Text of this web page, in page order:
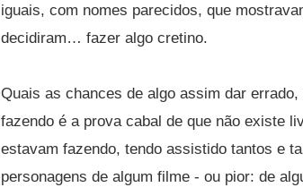
iguais, com nomes parecidos, que
decidiram… fazer algo cretino.
Quais as chances de algo assim dar
fazendo é a prova cabal de que não existe
estavam fazendo, tendo assistido tantos e
personagens de algum filme - ou pior: de